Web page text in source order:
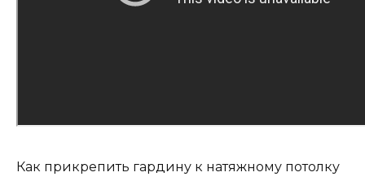
Как прикрепить гардину к натяжному потолку